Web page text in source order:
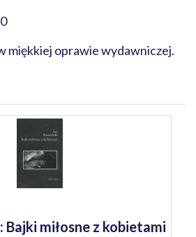
miękkiej oprawie wydawniczej.
Bajki miłosne z kobietami